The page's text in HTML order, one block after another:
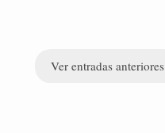
Ver entradas anteriores